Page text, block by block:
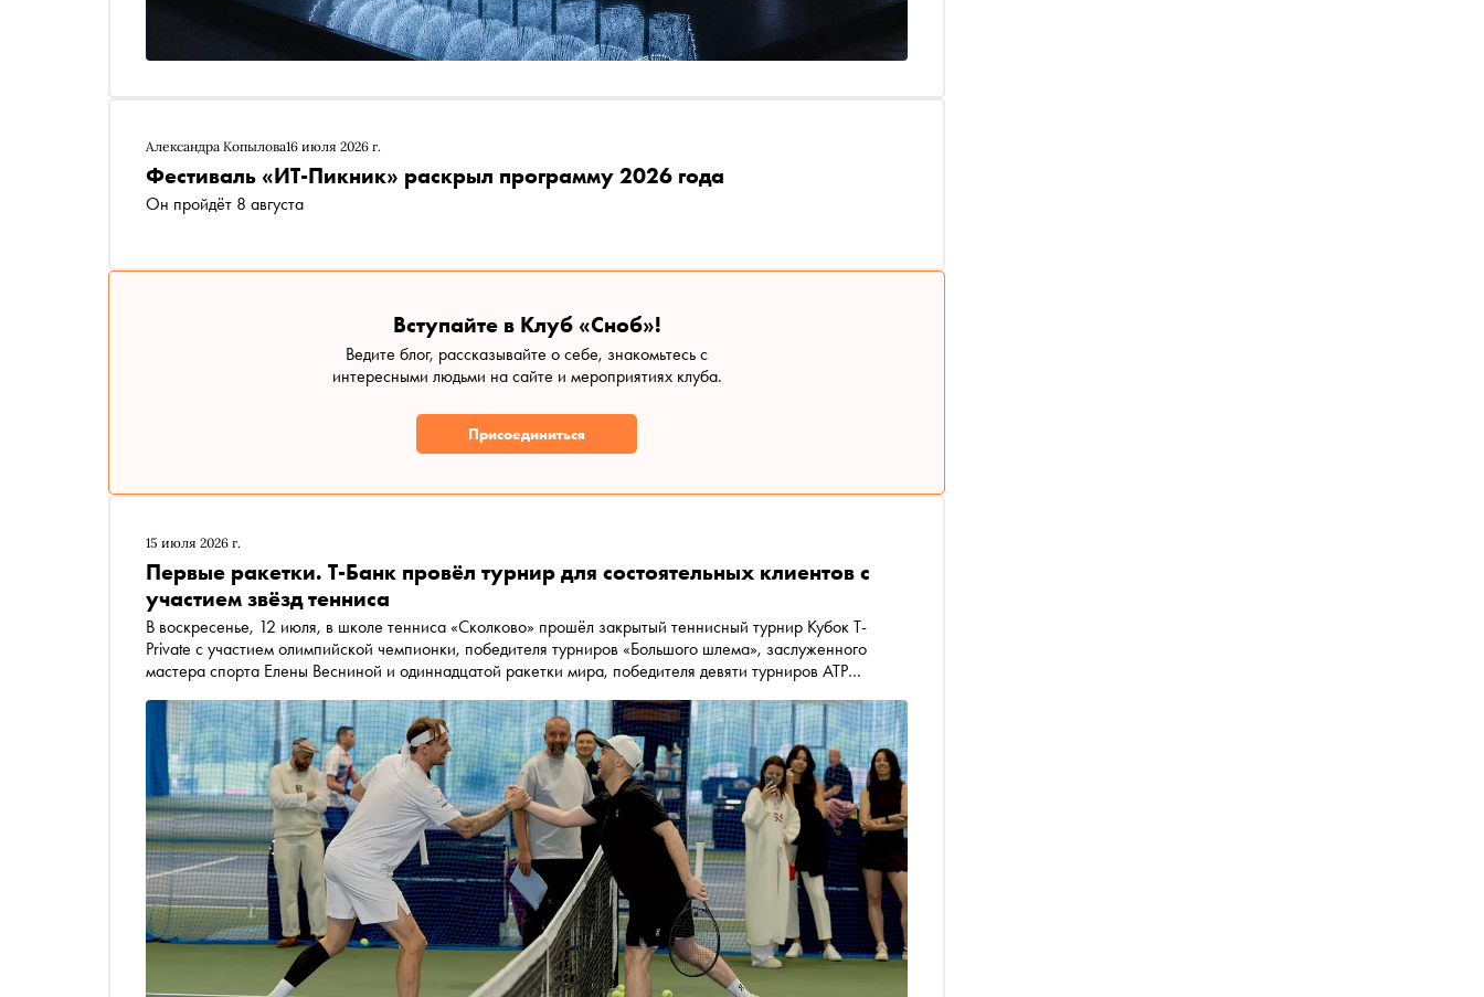
Александра Копылова16 июля 2026 г.
Фестиваль «ИТ-Пикник» раскрыл программу 2026 года
Он пройдёт 8 августа
Вступайте в Клуб «Сноб»!
Ведите блог, рассказывайте о себе, знакомьтесь с
интересными людьми на сайте и мероприятиях клуба.
Присоединиться
15 июля 2026 г.
Первые ракетки. Т-Банк провёл турнир для состоятельных клиентов с
участием звёзд тенниса
В воскресенье, 12 июля, в школе тенниса «Сколково» прошёл закрытый теннисный турнир Кубок T-
Private с участием олимпийской чемпионки, победителя турниров «Большого шлема», заслуженного
мастера спорта Елены Весниной и одиннадцатой ракетки мира, победителя девяти турниров ATP